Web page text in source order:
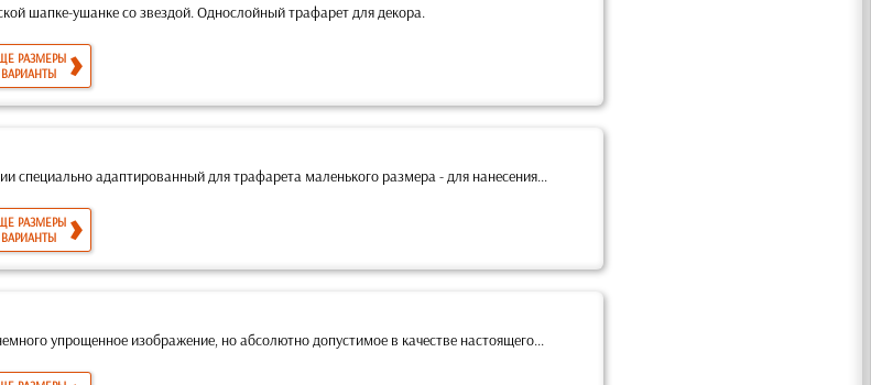
шапке-ушанке со звездой. Однослойный трафарет для декора.
РАЗМЕРЫ
специально адаптированный для трафарета маленького размера - для нанесения...
РАЗМЕРЫ
упрощенное изображение, но абсолютно допустимое в качестве настоящего...